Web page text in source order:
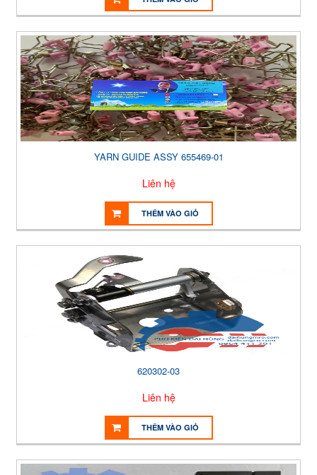
YARN GUIDE ASSY 655469-01
Liên hệ
THÊM VÀO GIỎ
620302-03
Liên hệ
THÊM VÀO GIỎ